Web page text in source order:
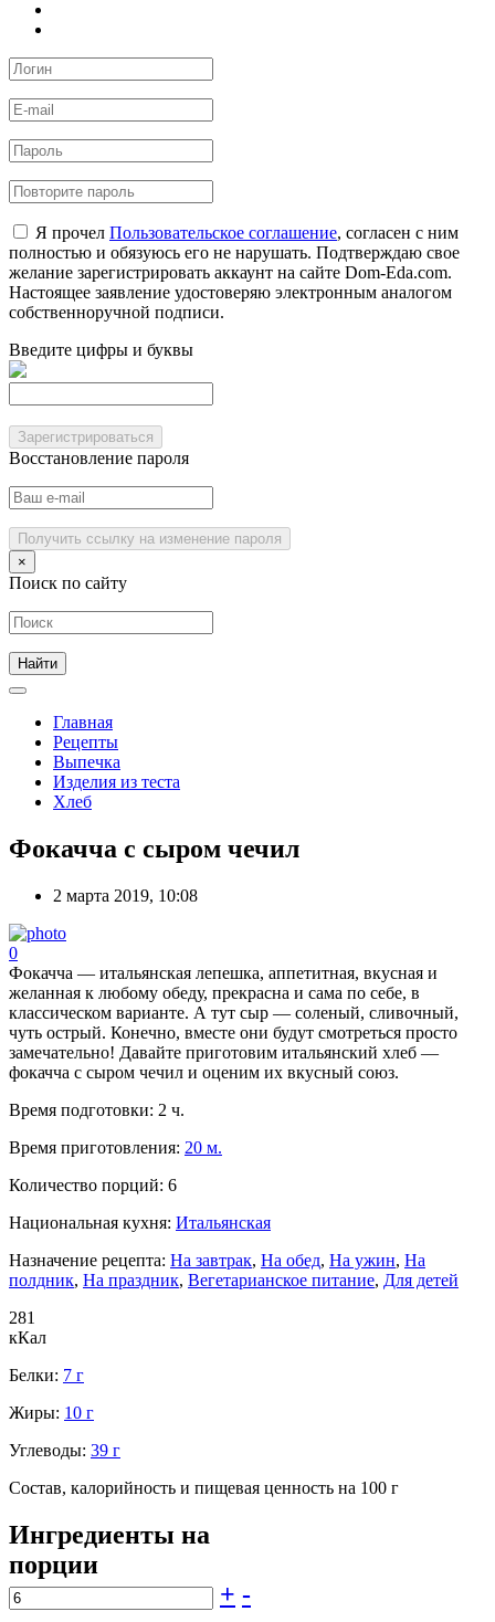
Я прочел Пользовательское соглашение, согласен с ним
полностью и обязуюсь его не нарушать. Подтверждаю свое
желание зарегистрировать аккаунт на сайте Dom-Eda.com.
Настоящее заявление удостоверяю электронным аналогом
собственноручной подписи.
Введите цифры и буквы
Зарегистрироваться
Восстановление пароля
Получить ссылку на изменение пароля
×
Поиск по сайту
Главная
Рецепты
Выпечка
Изделия из теста
Хлеб
Фокачча с сыром чечил
2 марта 2019, 10:08
0
Фокачча — итальянская лепешка, аппетитная, вкусная и
желанная к любому обеду, прекрасна и сама по себе, в
классическом варианте. А тут сыр — соленый, сливочный,
чуть острый. Конечно, вместе они будут смотреться просто
замечательно! Давайте приготовим итальянский хлеб —
фокачча с сыром чечил и оценим их вкусный союз.
Время подготовки: 2 ч.
Время приготовления: 20 м.
Количество порций: 6
Национальная кухня: Итальянская
Назначение рецепта: На завтрак, На обед, На ужин, На
полдник, На праздник, Вегетарианское питание, Для детей
281
кКал
Белки: 7 г
Жиры: 10 г
Углеводы: 39 г
Состав, калорийность и пищевая ценность на 100 г
Ингредиенты на
порции
+ -